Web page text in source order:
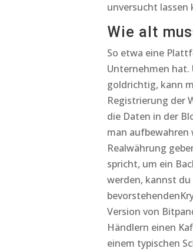
unversucht
Wie alt
So etwa eine
Unternehmen hat.
goldrichtig, kann
Registrierung der
die Daten in der
man aufbewahren
Realwährung
spricht, um ein
werden, kannst
Version von
Händlern einen
einem typischen